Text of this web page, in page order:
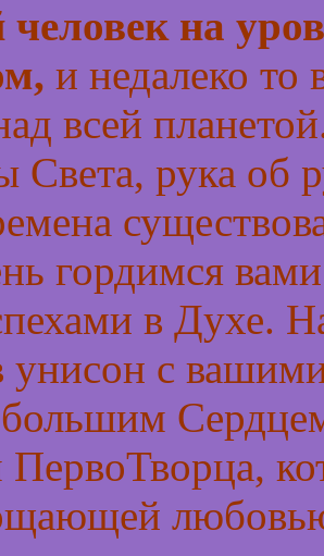
на
и недалеко то
всей
Света, рука об
гордимся
в Духе.
унисон с